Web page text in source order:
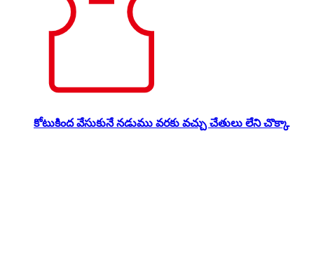
కోటుకింద వేసుకునే నడుము వరకు వచ్చు చేతులు లేని చొక్కా